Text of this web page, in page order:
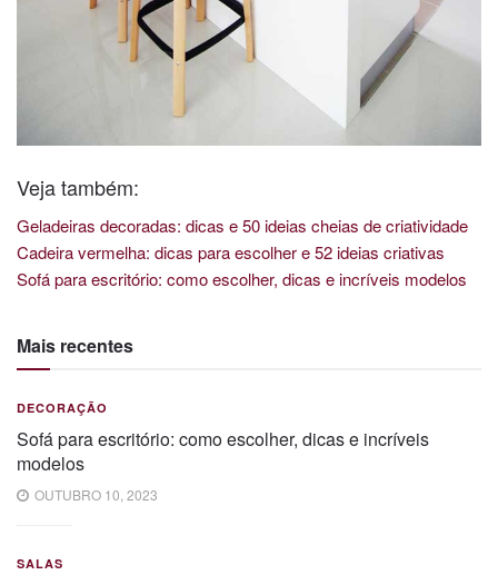
Veja também:
Geladeiras decoradas: dicas e 50 ideias cheias de criatividade
Cadeira vermelha: dicas para escolher e 52 ideias criativas
Sofá para escritório: como escolher, dicas e incríveis modelos
Mais recentes
DECORAÇÃO
Sofá para escritório: como escolher, dicas e incríveis
modelos
OUTUBRO 10, 2023
SALAS